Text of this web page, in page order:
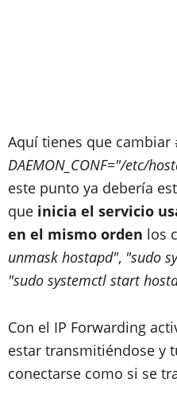
Aquí tienes que cambiar
DAEMON_CONF="/etc/
este punto ya debería
que inicia el servicio
en el mismo orden los
unmask hostapd", "sudo
"sudo systemctl start
Con el IP Forwarding
estar transmitiéndose y
conectarse como si se